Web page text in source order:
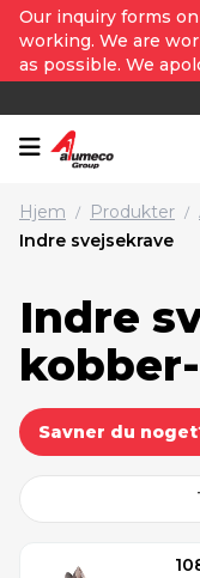
Our inquiry forms
working. We are
as possible. We
Hjem / Produkter /
Indre svejsekrave
Indre
Savner du